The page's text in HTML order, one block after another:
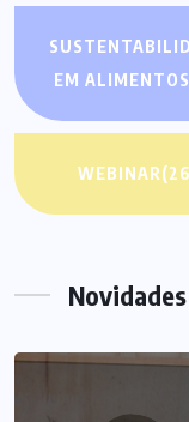
EM ALIMENTOS
WEBINAR
Novidades